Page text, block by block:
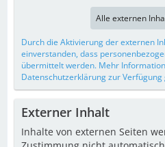
Alle externen
Durch die Aktivierung der externen
einverstanden, dass
übermittelt werden. Mehr
Datenschutzerklärung zur Verfügung
Externer Inhalt
Inhalte von externen Seiten